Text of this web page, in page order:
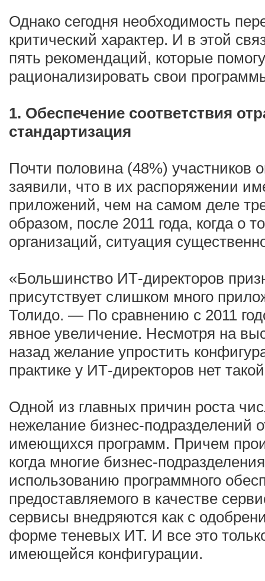
Однако сегодня необходимость
критический характер. И в этой
пять рекомендаций, которые
рационализировать свои
1. Обеспечение соответствия
стандартизация
Почти половина (48%) участников
заявили, что в их распоряжении
приложений, чем на самом деле
образом, после 2011 года, когда о
организаций, ситуация
«Большинство ИТ-директоров
присутствует слишком много
Толидо. — По сравнению с 2011
явное увеличение. Несмотря на
назад желание упростить
практике у ИТ-директоров нет
Одной из главных причин роста
нежелание бизнес-подразделений
имеющихся программ. Причем
когда многие бизнес-
использованию программного
предоставляемого в качестве
сервисы внедряются как с
форме теневых ИТ. И все это
имеющейся конфигурации.